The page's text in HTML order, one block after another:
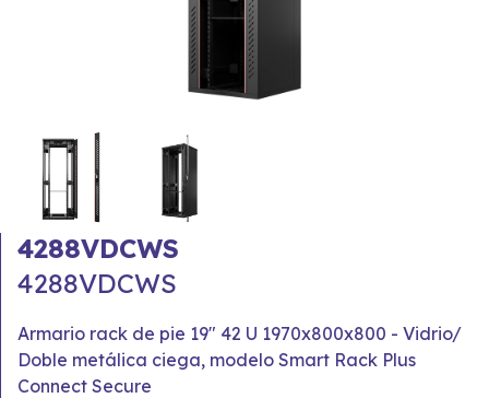
4288VDCWS
4288VDCWS
Armario rack de pie 19" 42 U 1970x800x800 - Vidrio/
Doble metálica ciega, modelo Smart Rack Plus
Connect Secure